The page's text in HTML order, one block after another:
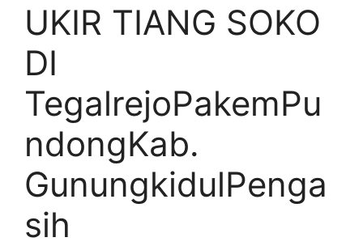
UKIR TIANG SOKO
DI
TegalrejoPakemPu
ndongKab.
GunungkidulPenga
sih